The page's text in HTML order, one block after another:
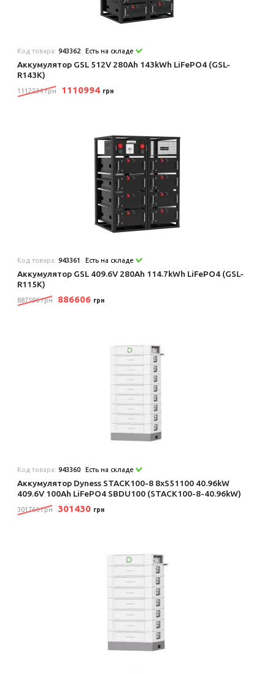
Код товара:943362 Есть на складе
Аккумулятор GSL 512V 280Ah 143kWh LiFePO4 (GSL-
R143K)
1112234 грн 1110994 грн
Код товара:943361 Есть на складе
Аккумулятор GSL 409.6V 280Ah 114.7kWh LiFePO4 (GSL-
R115K)
887596 грн 886606 грн
Код товара:943360 Есть на складе
Аккумулятор Dyness STACK100-8 8xS51100 40.96kW
409.6V 100Ah LiFePO4 SBDU100 (STACK100-8-40.96kW)
301766 грн 301430 грн